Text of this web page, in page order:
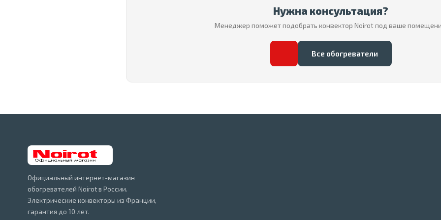
Нужна консультация?
Менеджер поможет подобрать конвектор Noirot под ваше
Все обогреватели
Официальный интернет-магазин
обогревателей Noirot в России.
Электрические конвекторы из Франции,
гарантия до 10 лет.